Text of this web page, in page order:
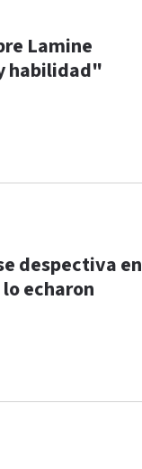
Lamine
habilidad"
despectiva en
echaron